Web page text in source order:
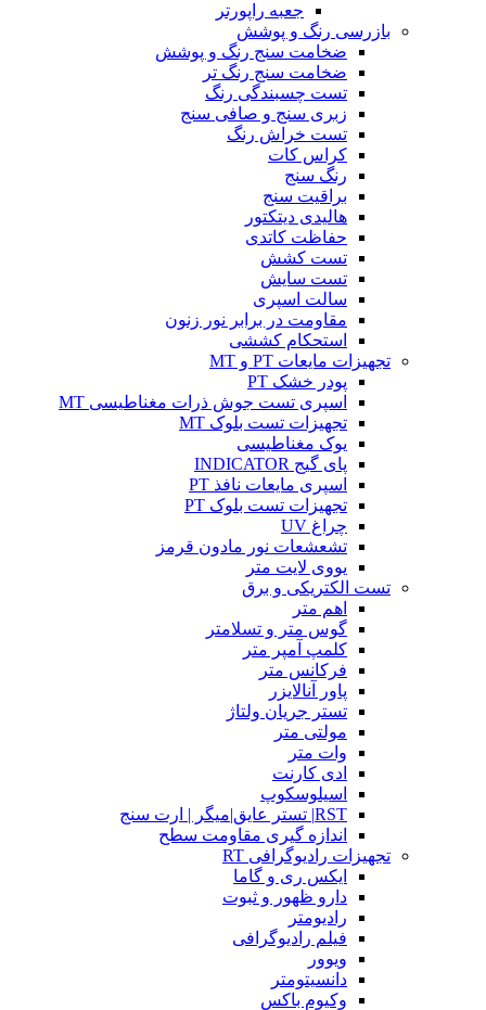
جعبه راپورتر
بازرسی رنگ و پوشش
ضخامت سنج رنگ و پوشش
ضخامت سنج رنگ تر
تست چسبندگی رنگ
زبری سنج و صافی سنج
تست خراش رنگ
کراس کات
رنگ سنج
براقیت سنج
هالیدی دیتکتور
حفاظت کاتدی
تست کشش
تست سایش
سالت اسپری
مقاومت در برابر نور زنون
استحکام کششی
تجهیزات مایعات PT و MT
پودر خشک PT
اسپری تست جوش ذرات مغناطیسی MT
تجهیزات تست بلوک MT
یوک مغناطیسی
پای گیج INDICATOR
اسپری مایعات نافذ PT
تجهیزات تست بلوک PT
چراغ UV
تشعشعات نور مادون قرمز
یووی لایت متر
تست الکتریکی و برق
اهم متر
گوس متر و تسلامتر
کلمپ آمپر متر
فرکانس متر
پاور آنالایزر
تستر جریان ولتاژ
مولتی متر
وات متر
ادی کارنت
اسیلوسکوپ
RST| تستر عایق|میگر | ارت سنج
اندازه گیری مقاومت سطح
تجهیزات رادیوگرافی RT
ایکس ری و گاما
دارو ظهور و ثبوت
رادیومتر
فیلم رادیوگرافی
ویوور
دانسیتومتر
وکیوم باکس